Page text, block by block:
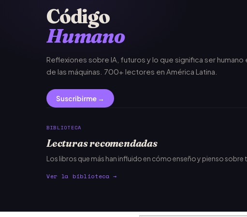
Código
Humano
Reflexiones sobre IA, futuros y lo que significa ser humano
de las máquinas. 700+ lectores en América Latina.
Suscribirme →
BIBLIOTECA
Lecturas recomendadas
Los libros que más han influido en cómo enseño y pienso
Ver la biblioteca →